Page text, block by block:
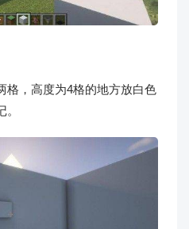
格，高度为4格的地方放白色